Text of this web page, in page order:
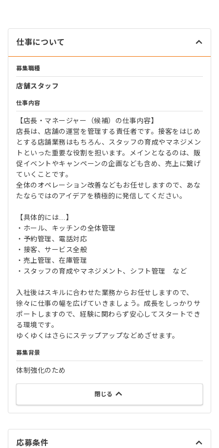
仕事について
募集職種
店舗スタッフ
仕事内容
【店長・マネージャー（候補）の仕事内容】
店長は、店舗の運営を管理する責任者です。接客をはじめ
とする店舗業務はもちろん、スタッフの育成やマネジメン
トといった重要な役割を担います。メインとなるのは、販
促イベントやキャンペーンの企画なども含め、売上に繋げ
ていくことです。
全体のオペレーション改善などもお任せしますので、あな
たならではのアイデアを積極的に発信してください。
【具体的には…】
・ホール、キッチンの全体管理
・予約管理、電話対応
・接客、サービス全般
・売上管理、在庫管理
・スタッフの育成やマネジメント、シフト管理 など
入社後はスキルに合わせた業務からお任せしますので、
徐々に仕事の幅を広げていきましょう。成長をしっかりサ
ポートしますので、経験に関わらず安心してスタートでき
る環境です。
ゆくゆくはさらにステップアップなどめざせます。
募集背景
体制強化のため
閉じる
応募条件